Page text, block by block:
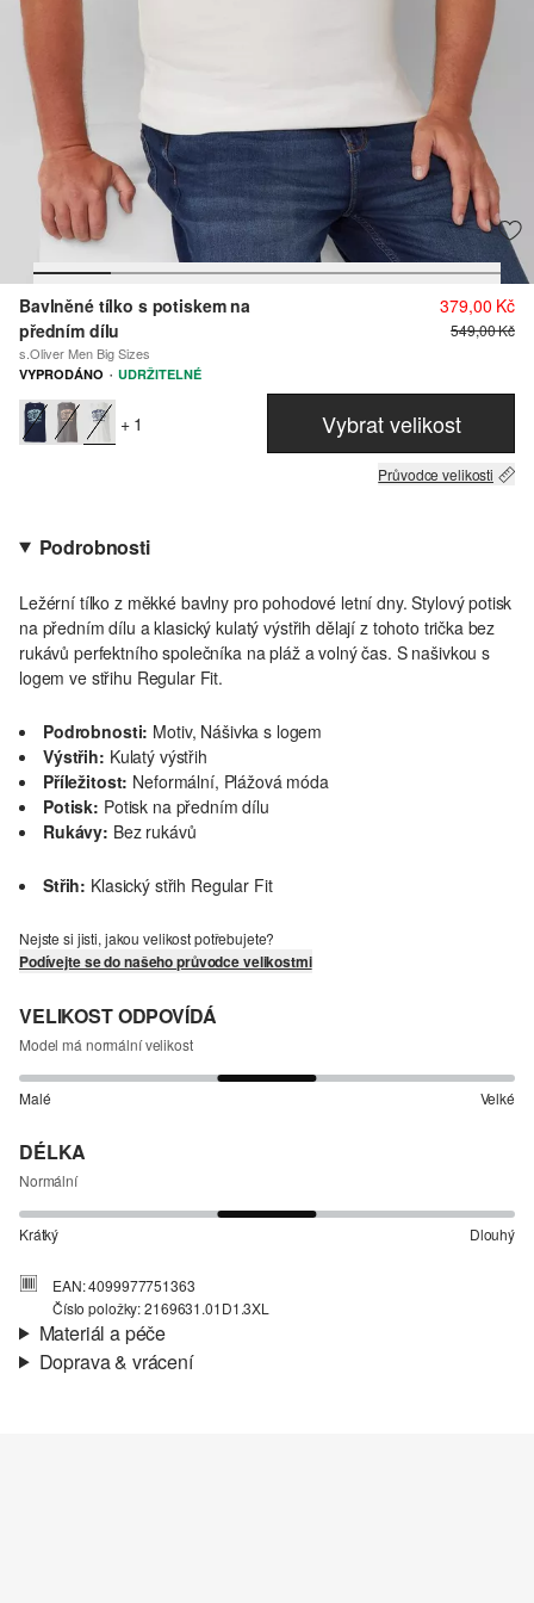
Bavlněné tílko s potiskem na
předním dílu
s.Oliver Men Big Sizes
379,00 Kč
549,00 Kč
VYPRODÁNO · UDRŽITELNÉ
+ 1 Vybrat velikost
Průvodce velikosti
Podrobnosti
Ležérní tílko z měkké bavlny pro pohodové letní dny. Stylový potisk
na předním dílu a klasický kulatý výstřih dělají z tohoto trička bez
rukávů perfektního společníka na pláž a volný čas. S našivkou s
logem ve střihu Regular Fit.
Podrobnosti: Motiv, Nášivka s logem
Výstřih: Kulatý výstřih
Příležitost: Neformální, Plážová móda
Potisk: Potisk na předním dílu
Rukávy: Bez rukávů
Střih: Klasický střih Regular Fit
Nejste si jisti, jakou velikost potřebujete?
Podívejte se do našeho průvodce velikostmi
VELIKOST ODPOVÍDÁ
Model má normální velikost
Malé Velké
DÉLKA
Normální
Krátký Dlouhý
EAN: 4099977751363
Číslo položky: 2169631.01D1.3XL
Materiál a péče
Doprava & vrácení